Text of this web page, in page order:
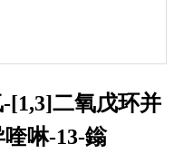
[1,3]二氧戊环并
啉-13-鎓